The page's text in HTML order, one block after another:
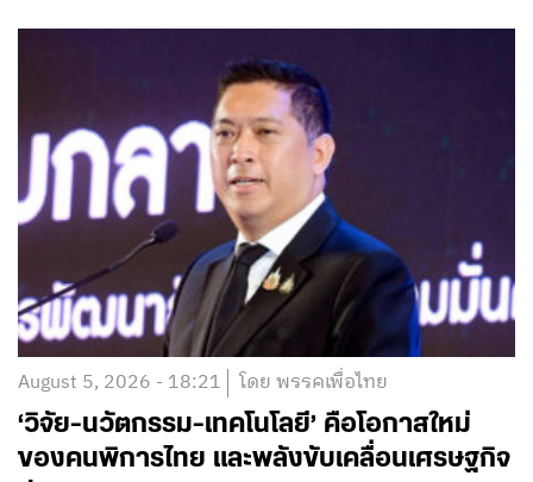
August 5, 2026 - 18:21 โดย พรรคเพื่อไทย
‘วิจัย-นวัตกรรม-เทคโนโลยี’ คือโอกาสใหม่
ของคนพิการไทย และพลังขับเคลื่อนเศรษฐกิจ